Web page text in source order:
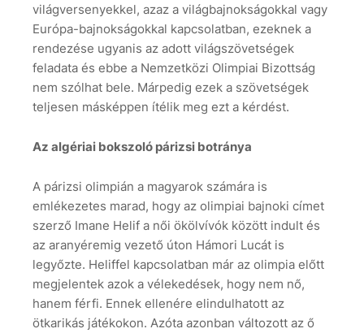
világversenyekkel, azaz a világbajnokságokkal vagy
Európa-bajnokságokkal kapcsolatban, ezeknek a
rendezése ugyanis az adott világszövetségek
feladata és ebbe a Nemzetközi Olimpiai Bizottság
nem szólhat bele. Márpedig ezek a szövetségek
teljesen másképpen ítélik meg ezt a kérdést.
Az algériai bokszoló párizsi botránya
A párizsi olimpián a magyarok számára is
emlékezetes marad, hogy az olimpiai bajnoki címet
szerző Imane Helif a női ökölvívók között indult és
az aranyéremig vezető úton Hámori Lucát is
legyőzte. Heliffel kapcsolatban már az olimpia előtt
megjelentek azok a vélekedések, hogy nem nő,
hanem férfi. Ennek ellenére elindulhatott az
ötkarikás játékokon. Azóta azonban változott az ő